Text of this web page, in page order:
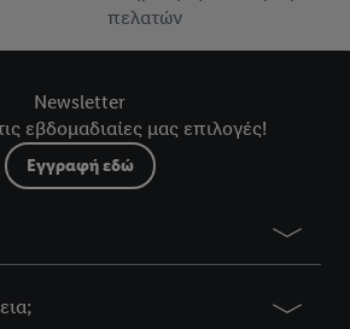
πελατών
Newsletter
εβδομαδιαίες μας επιλογές!
Εγγραφή εδώ